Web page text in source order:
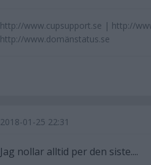
http://www.cupsupport.se | http://
http://www.domänstatus.se
2018-01-25 22:31
Jag nollar alltid per den siste....